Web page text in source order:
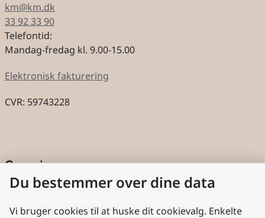
km@km.dk
33 92 33 90
Telefontid:
Mandag-fredag kl. 9.00-15.00
Elektronisk fakturering
CVR: 59743228
Genveje
Cookies
Aktindsigt
Du bestemmer over dine data
Vi bruger cookies til at huske dit cookievalg. Enkelte